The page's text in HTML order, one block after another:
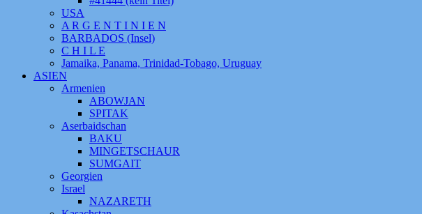
USA
A R G E N T I N I E N
BARBADOS (Insel)
C H I L E
Jamaika, Panama, Trinidad-Tobago, Uruguay
ASIEN
Armenien
ABOWJAN
SPITAK
Aserbaidschan
BAKU
MINGETSCHAUR
SUMGAIT
Georgien
Israel
NAZARETH